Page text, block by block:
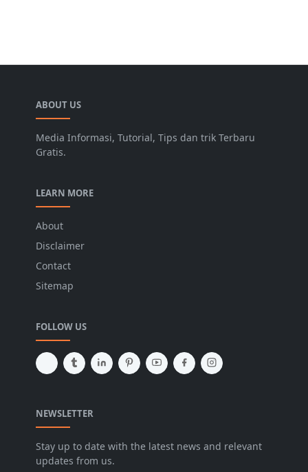
ABOUT US
Media Informasi, Tutorial, Tips dan trik Terbaru
Gratis.
LEARN MORE
About
Disclaimer
Contact
Sitemap
FOLLOW US
NEWSLETTER
Stay up to date with the latest news and relevant
updates from us.